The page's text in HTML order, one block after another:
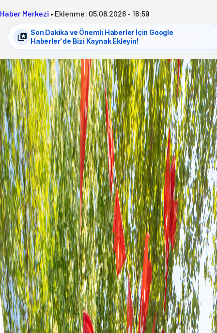
Haber Merkezi • Eklenme: 05.08.2026 - 16:59
Son Dakika ve Önemli Haberler İçin Google
Haberler'de Bizi Kaynak Ekleyin!